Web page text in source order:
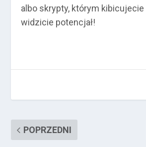
albo skrypty, którym
widzicie potencjał!
POPRZEDNI